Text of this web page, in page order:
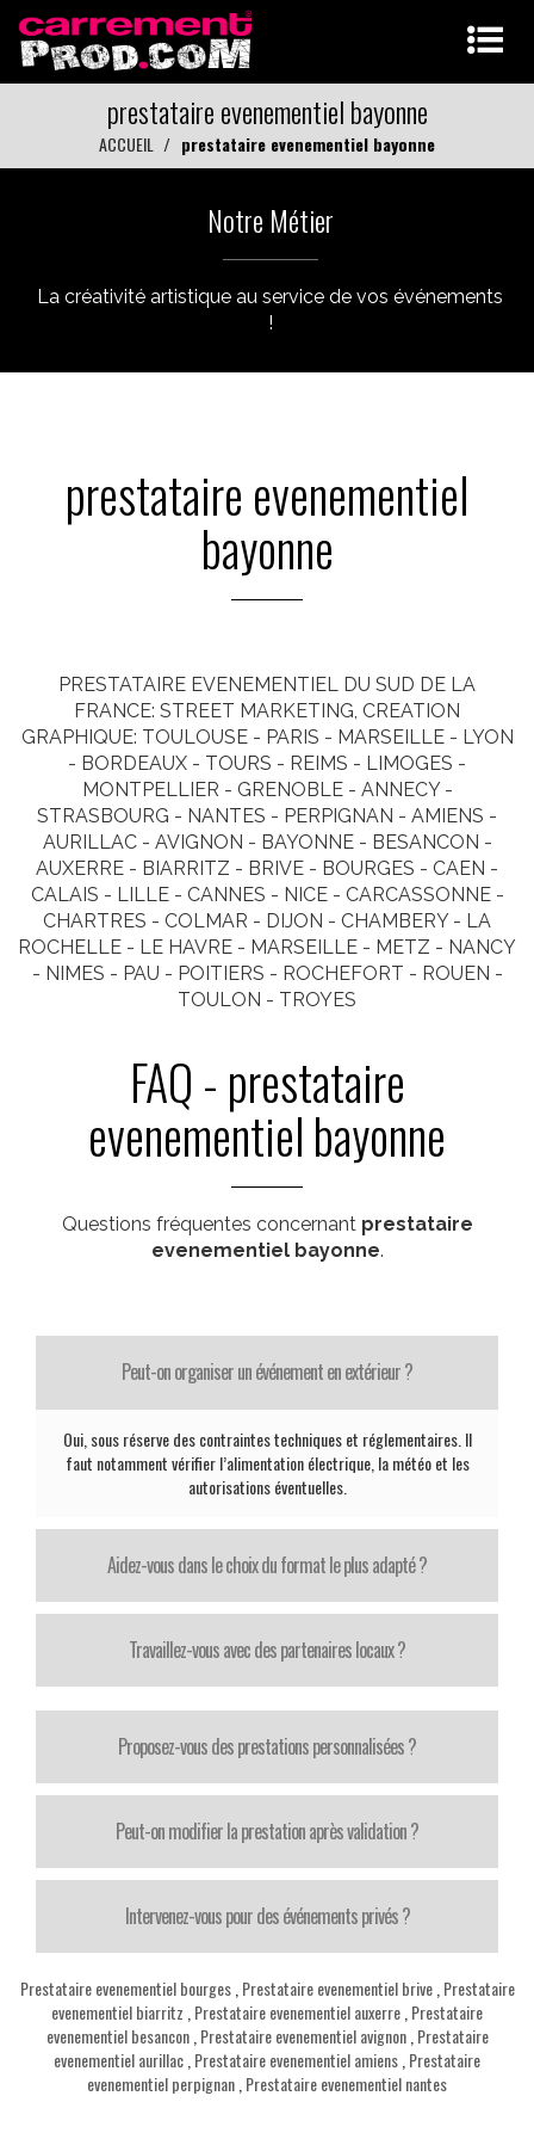
prestataire evenementiel bayonne
ACCUEIL prestataire evenementiel bayonne
Notre Métier
La créativité artistique au service de vos événements
!
prestataire evenementiel
bayonne
PRESTATAIRE EVENEMENTIEL DU SUD DE LA
FRANCE: STREET MARKETING, CREATION
GRAPHIQUE: TOULOUSE - PARIS - MARSEILLE - LYON
- BORDEAUX - TOURS - REIMS - LIMOGES -
MONTPELLIER - GRENOBLE - ANNECY -
STRASBOURG - NANTES - PERPIGNAN - AMIENS -
AURILLAC - AVIGNON - BAYONNE - BESANCON -
AUXERRE - BIARRITZ - BRIVE - BOURGES - CAEN -
CALAIS - LILLE - CANNES - NICE - CARCASSONNE -
CHARTRES - COLMAR - DIJON - CHAMBERY - LA
ROCHELLE - LE HAVRE - MARSEILLE - METZ - NANCY
- NIMES - PAU - POITIERS - ROCHEFORT - ROUEN -
TOULON - TROYES
FAQ - prestataire
evenementiel bayonne
Questions fréquentes concernant prestataire
evenementiel bayonne.
Peut-on organiser un événement en extérieur ?
Oui, sous réserve des contraintes techniques et réglementaires. Il
faut notamment vérifier l’alimentation électrique, la météo et les
autorisations éventuelles.
Aidez-vous dans le choix du format le plus adapté ?
Travaillez-vous avec des partenaires locaux ?
Proposez-vous des prestations personnalisées ?
Peut-on modifier la prestation après validation ?
Intervenez-vous pour des événements privés ?
Prestataire evenementiel bourges, Prestataire evenementiel brive, Prestataire
evenementiel biarritz Prestataire evenementiel auxerre Prestataire
evenementiel besancon, Prestataire evenementiel avignon, Prestataire
evenementiel aurillac Prestataire evenementiel amiens Prestataire
evenementiel perpignan Prestataire evenementiel nantes